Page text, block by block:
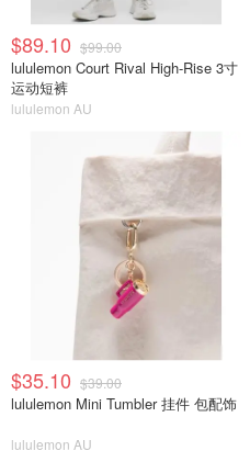
$89.10 $99.00
lululemon Court Rival High-Rise 3寸
运动短裤
lululemon AU
$35.10 $39.00
lululemon Mini Tumbler 挂件 包配饰
lululemon AU